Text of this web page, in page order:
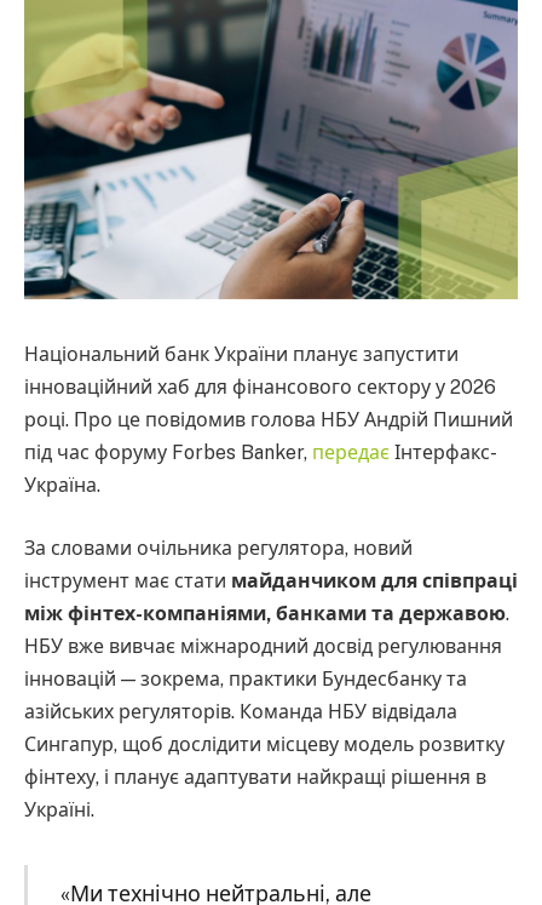
Національний банк України планує запустити
інноваційний хаб для фінансового сектору у 2026
році. Про це повідомив голова НБУ Андрій Пишний
під час форуму Forbes Banker, передає Інтерфакс-
Україна.
За словами очільника регулятора, новий
інструмент має стати майданчиком для співпраці
між фінтех-компаніями, банками та державою.
НБУ вже вивчає міжнародний досвід регулювання
інновацій — зокрема, практики Бундесбанку та
азійських регуляторів. Команда НБУ відвідала
Сингапур, щоб дослідити місцеву модель розвитку
фінтеху, і планує адаптувати найкращі рішення в
Україні.
«Ми технічно нейтральні, але